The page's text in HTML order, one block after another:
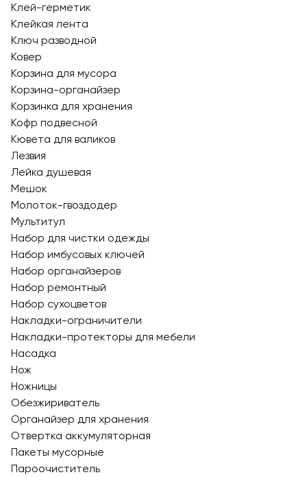
Клей-герметик
Клейкая лента
Ключ разводной
Ковер
Корзина для мусора
Корзина-органайзер
Корзинка для хранения
Кофр подвесной
Кювета для валиков
Лезвия
Лейка душевая
Мешок
Молоток-гвоздодер
Мультитул
Набор для чистки одежды
Набор имбусовых ключей
Набор органайзеров
Набор ремонтный
Набор сухоцветов
Накладки-ограничители
Накладки-протекторы для мебели
Насадка
Нож
Ножницы
Обезжириватель
Органайзер для хранения
Отвертка аккумуляторная
Пакеты мусорные
Пароочиститель